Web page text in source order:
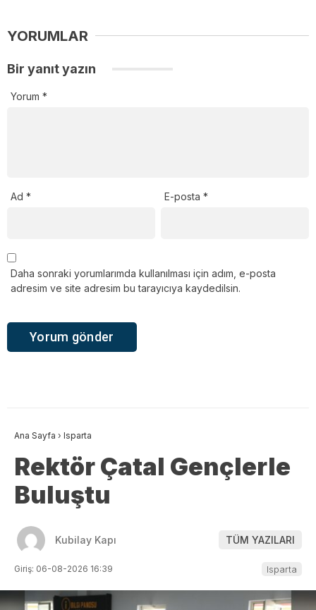
YORUMLAR
Bir yanıt yazın
Yorum *
Ad * E-posta*
Daha sonraki yorumlarımda kullanılması için adım, e-posta
adresim ve site adresim bu tarayıcıya kaydedilsin.
Ana Sayfa › Isparta
Rektör Çatal Gençlerle
Buluştu
Kubilay Kapı TÜM YAZILARI
Giriş: 06-08-2026 16:39 Isparta